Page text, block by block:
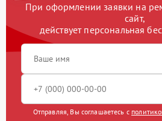
При оформлении заявки на
сайт,
действует персональная
Отправляя, Вы соглашаетесь с